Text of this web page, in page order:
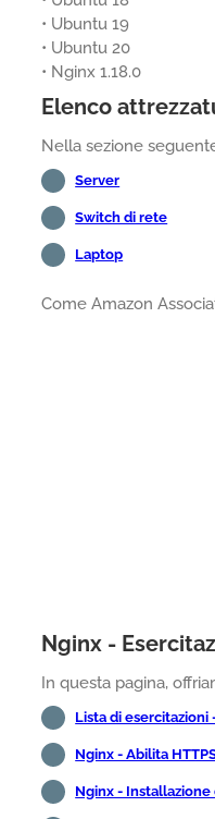
• Ubuntu 19
• Ubuntu 20
• Nginx 1.18.0
Elenco
Nella sezione
Server
Switch di rete
Laptop
Come Amazon
Nginx -
In questa pagina,
Lista di esercitazioni
Nginx - Abilita
Nginx -